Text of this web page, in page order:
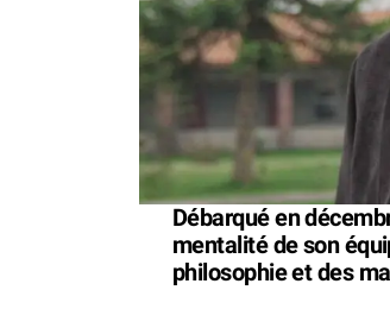
Débarqué en
mentalité de son
philosophie et des